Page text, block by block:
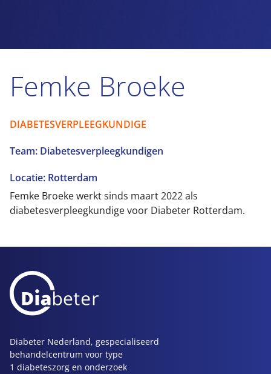
Femke Broeke
DIABETESVERPLEEGKUNDIGE
Team: Diabetesverpleegkundigen
Locatie: Rotterdam
Femke Broeke werkt sinds maart 2022 als
diabetesverpleegkundige voor Diabeter Rotterdam.
Diabeter Nederland, gespecialiseerd
behandelcentrum voor type
1 diabeteszorg en onderzoek